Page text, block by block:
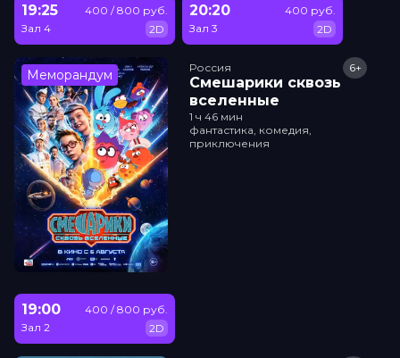
19:25
Зал 4
400 / 800 руб.
2D
20:20
Зал 3
400 руб.
2D
Меморандум Россия
Смешарики сквозь
вселенные
6+
1 ч 46 мин
фантастика, комедия,
приключения
19:00
Зал 2
400 / 800 руб.
2D